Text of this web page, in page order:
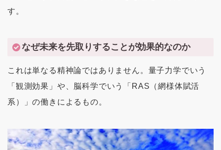
す。
なぜ未来を先取りすることが効果的なのか
これは単なる精神論ではありません。量子力学でいう
「観測効果」や、脳科学でいう「RAS（網様体賦活
系）」の働きによるもの。